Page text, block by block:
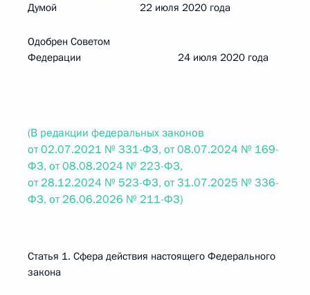
Думой 22 июля 2020 года
Одобрен Советом
Федерации 24 июля 2020 года
(В редакции федеральных законов
от 02.07.2021 № 331-ФЗ, от 08.07.2024 № 169-
ФЗ, от 08.08.2024 № 223-ФЗ,
от 28.12.2024 № 523-ФЗ, от 31.07.2025 № 336-
ФЗ, от 26.06.2026 № 211-ФЗ)
Статья 1. Сфера действия настоящего Федерального
закона